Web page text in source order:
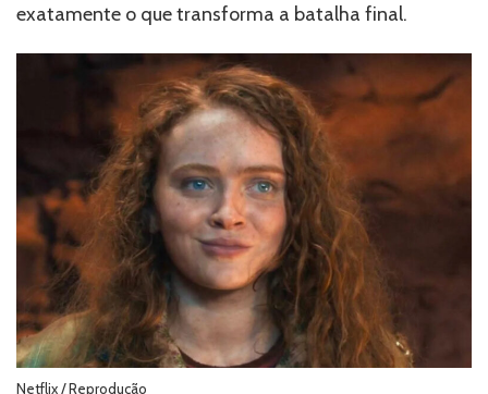
exatamente o que transforma a batalha final.
Netflix / Reprodução